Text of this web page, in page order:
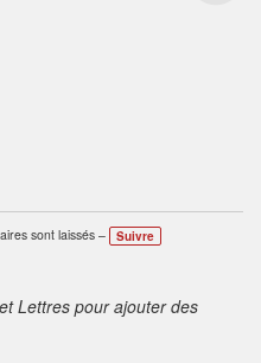
sont laissés – Suivre
Lettres pour ajouter des